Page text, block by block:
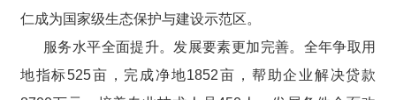
仁成为国家级生态保护与建设示范区。
服务水平全面提升。发展要素更加完善。全年争取用
地指标525亩，完成净地1852亩，帮助企业解决贷款